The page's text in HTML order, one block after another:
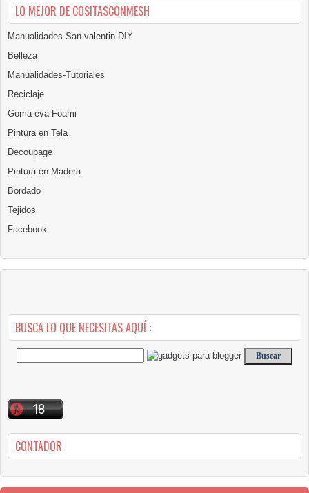
LO MEJOR DE COSITASCONMESH
Manualidades San valentin-DIY
Belleza
Manualidades-Tutoriales
Reciclaje
Goma eva-Foami
Pintura en Tela
Decoupage
Pintura en Madera
Bordado
Tejidos
Facebook
BUSCA LO QUE NECESITAS AQUÍ :
CONTADOR